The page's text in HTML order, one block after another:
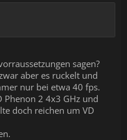
sagen?
aber es ruckelt und
nur bei etwa 40 fps.
Phenon 2 4x3 GHz und
doch reichen um VD